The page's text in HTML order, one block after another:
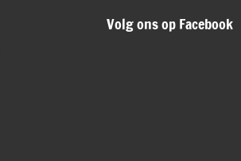
Volg ons op Facebook